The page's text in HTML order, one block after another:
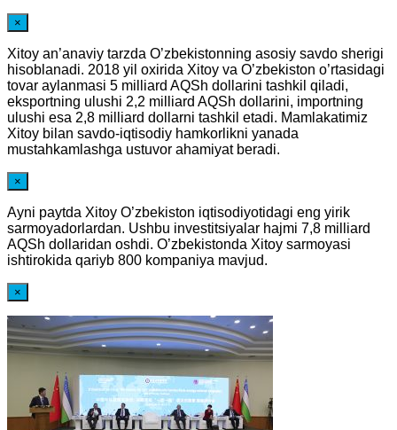
×
Xitoy an’anaviy tarzda O’zbekistonning asosiy savdo sherigi
hisoblanadi. 2018 yil oxirida Xitoy va O’zbekiston o’rtasidagi
tovar aylanmasi 5 milliard AQSh dollarini tashkil qiladi,
eksportning ulushi 2,2 milliard AQSh dollarini, importning
ulushi esa 2,8 milliard dollarni tashkil etadi. Mamlakatimiz
Xitoy bilan savdo-iqtisodiy hamkorlikni yanada
mustahkamlashga ustuvor ahamiyat beradi.
×
Ayni paytda Xitoy O’zbekiston iqtisodiyotidagi eng yirik
sarmoyadorlardan. Ushbu investitsiyalar hajmi 7,8 milliard
AQSh dollaridan oshdi. O’zbekistonda Xitoy sarmoyasi
ishtirokida qariyb 800 kompaniya mavjud.
×